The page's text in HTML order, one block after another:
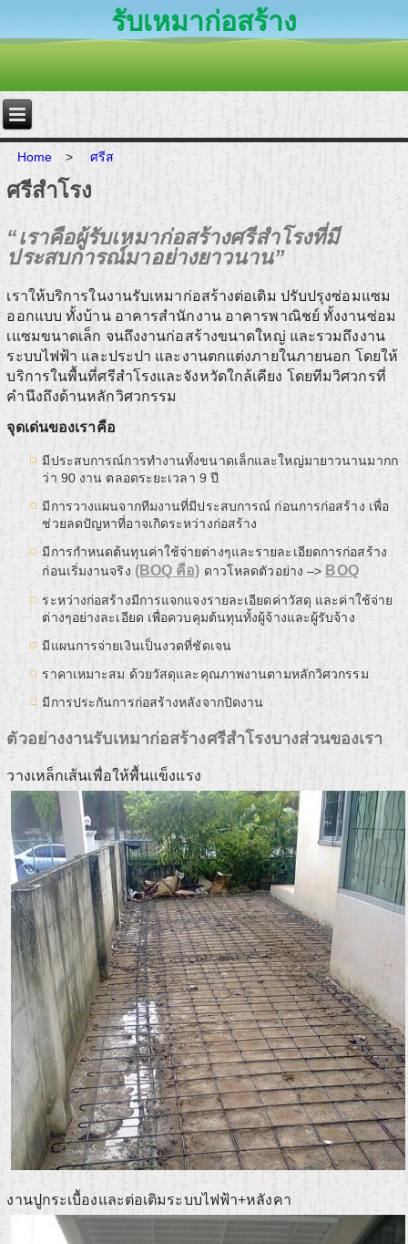
รับเหมาก่อสร้าง
Home > ศรีส
ศรีสำโรง
“เราคือผู้รับเหมาก่อสร้างศรีสำโรงที่มี
ประสบการณ์มาอย่างยาวนาน”
เราให้บริการในงานรับเหมาก่อสร้างต่อเติม ปรับปรุงซ่อมแซม
ออกแบบ ทั้งบ้าน อาคารสำนักงาน อาคารพาณิชย์ ทั้งงานซ่อม
เแซมขนาดเล็ก จนถึงงานก่อสร้างขนาดใหญ่ และรวมถึงงาน
ระบบไฟฟ้า และประปา และงานตกแต่งภายในภายนอก โดยให้
บริการในพื้นที่ศรีสำโรงและจังหวัดใกล้เคียง โดยทีมวิศวกรที่
คำนึงถึงด้านหลักวิศวกรรม
จุดเด่นของเราคือ
มีประสบการณ์การทำงานทั้งขนาดเล็กและใหญ่มายาวนานมากก
ว่า 90 งาน ตลอดระยะเวลา 9 ปี
มีการวางแผนจากทีมงานที่มีประสบการณ์ ก่อนการก่อสร้าง เพื่อ
ช่วยลดปัญหาที่อาจเกิดระหว่างก่อสร้าง
มีการกำหนดต้นทุนค่าใช้จ่ายต่างๆและรายละเอียดการก่อสร้าง
ก่อนเริ่มงานจริง (BOQ คือ) ดาวโหลดตัวอย่าง –> BOQ
ระหว่างก่อสร้างมีการแจกแจงรายละเอียดค่าวัสดุ และค่าใช้จ่าย
ต่างๆอย่างละเอียด เพื่อควบคุมต้นทุนทั้งผู้จ้างและผู้รับจ้าง
มีแผนการจ่ายเงินเป็นงวดที่ชัดเจน
ราคาเหมาะสม ด้วยวัสดุและคุณภาพงานตามหลักวิศวกรรม
มีการประกันการก่อสร้างหลังจากปิดงาน
ตัวอย่างงานรับเหมาก่อสร้างศรีสำโรงบางส่วนของเรา
วางเหล็กเส้นเพื่อให้พื้นแข็งแรง
งานปูกระเบื้องและต่อเติมระบบไฟฟ้า+หลังคา